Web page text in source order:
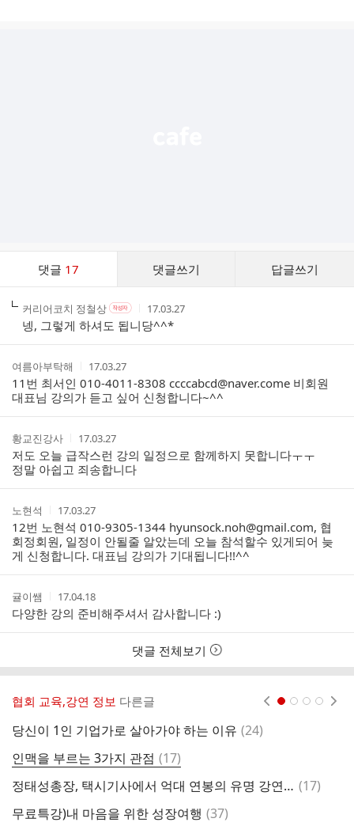
댓글 17 댓글쓰기 답글쓰기
스
작
성
자
커리어코치 정철상작
성
자
본
여
부
작
자
작
성
시
간
17.03.27
넹, 그렇게 하셔도 됩니당^^*
작
성
자
여름아부탁해
작
성
시
간
17.03.27
11번 최서인 010-4011-8308 ccccabcd@naver.come 비회원
대표님 강의가 듣고 싶어 신청합니다~^^
작
성
자
황교진강사
작
성
시
간
17.03.27
저도 오늘 급작스런 강의 일정으로 함께하지 못합니다ㅜㅜ
정말 아쉽고 죄송합니다
작
성
자
노현석
작
성
시
간
17.03.27
12번 노현석 010-9305-1344 hyunsock.noh@gmail.com, 협
회정회원, 일정이 안될줄 알았는데 오늘 참석할수 있게되어 늦
게 신청합니다. 대표님 강의가 기대됩니다!!^^
작
성
자
귤이쌤
작
성
시
간
17.04.18
다양한 강의 준비해주셔서 감사합니다 :)
댓글 전체보기
협회 교육,강연 정보 다른글
당신이 1인 기업가로 살아가야 하는 이유 댓
(24)
인맥을 부르는 3가지 관점 댓
글
(17)
정태성총장, 택시기사에서 억대 연봉의 유명 강연가가 되기까지 댓
(17)
무료특강)내 마음을 위한 성장여행 댓
(37)